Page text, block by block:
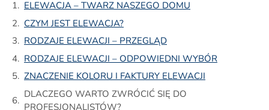
ELEWACJA – TWARZ NASZEGO DOMU
CZYM JEST ELEWACJA?
RODZAJE ELEWACJI – PRZEGLĄD
RODZAJE ELEWACJI – ODPOWIEDNI WYBÓR
ZNACZENIE KOLORU I FAKTURY ELEWACJI
DLACZEGO WARTO ZWRÓCIĆ SIĘ DO
PROFESJONALISTÓW?